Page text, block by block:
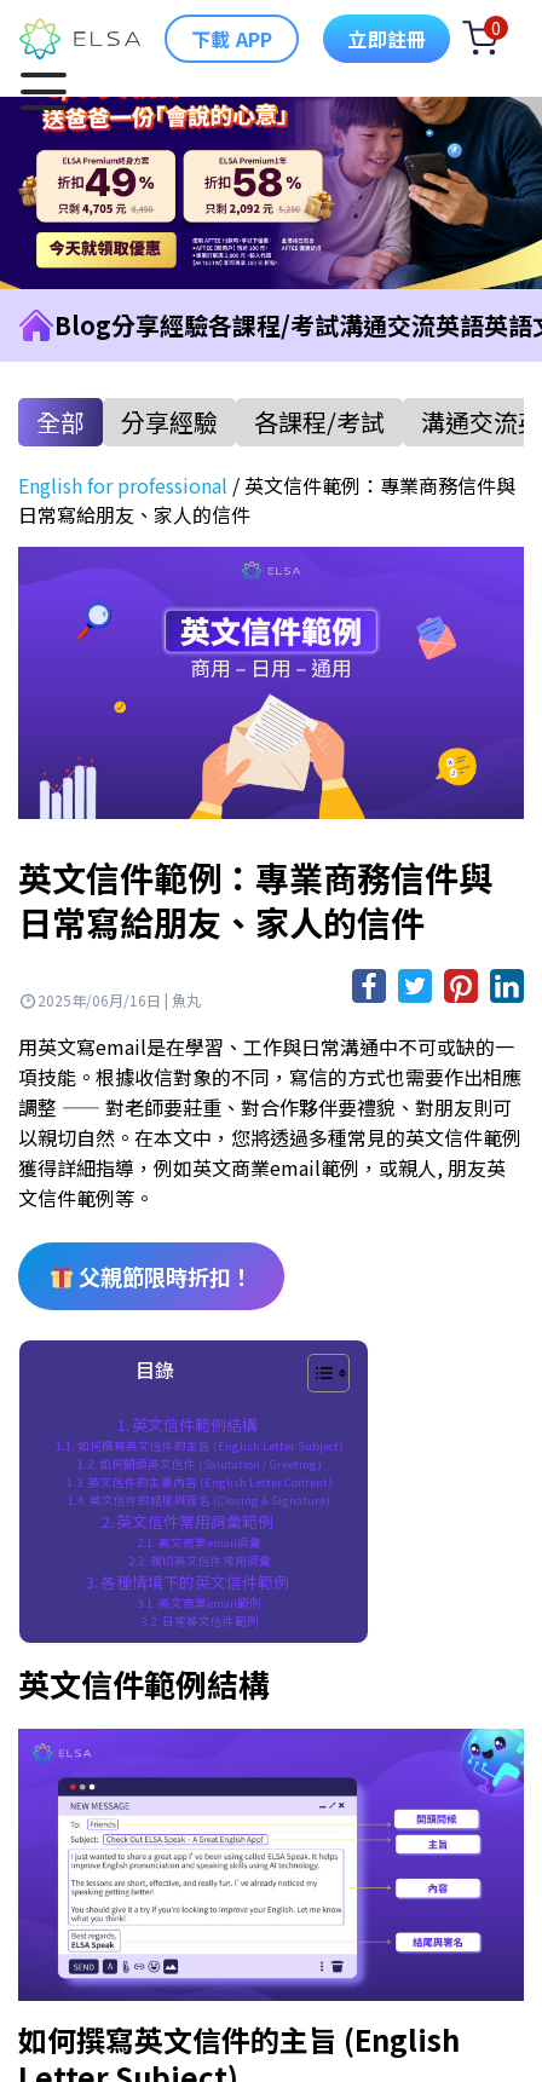
下載 APP 立即註冊 0
Blog分享經驗各課程/考試溝通交流英語英語
全部 分享經驗 各課程/考試 溝通交流
English for professional / 英文信件範例：專業商務信件與
日常寫給朋友、家人的信件
英文信件範例：專業商務信件與
日常寫給朋友、家人的信件
2025年/06月/16日 | 魚丸
用英文寫email是在學習、工作與日常溝通中不可或缺的一
項技能。根據收信對象的不同，寫信的方式也需要作出相應
調整 —— 對老師要莊重、對合作夥伴要禮貌、對朋友則可
以親切自然。在本文中，您將透過多種常見的英文信件範例
獲得詳細指導，例如英文商業email範例，或親人, 朋友英
文信件範例等。
父親節限時折扣！
目錄
英文信件範例結構
如何撰寫英文信件的主旨 (English Letter Subject)
如何開頭英文信件 (Salutation / Greeting)
英文信件的主要內容 (English Letter Content)
英文信件的結尾與簽名 (Closing & Signature)
英文信件常用詞彙範例
英文商業email詞彙
親切英文信件常用詞彙
各種情境下的英文信件範例
英文商業email範例
日常英文信件範例
英文信件範例結構
如何撰寫英文信件的主旨 (English